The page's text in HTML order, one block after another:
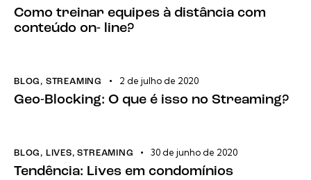
Como treinar equipes à distância com
conteúdo on- line?
BLOG , STREAMING 2 de julho de 2020
Geo-Blocking: O que é isso no Streaming?
BLOG , LIVES,STREAMING 30 de junho de 2020
Tendência: Lives em condomínios